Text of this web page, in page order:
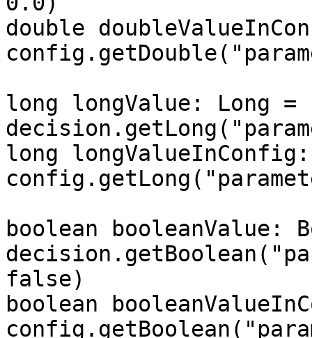
double
long longValue: Long =
long
boolean booleanValue:
false)
boolean